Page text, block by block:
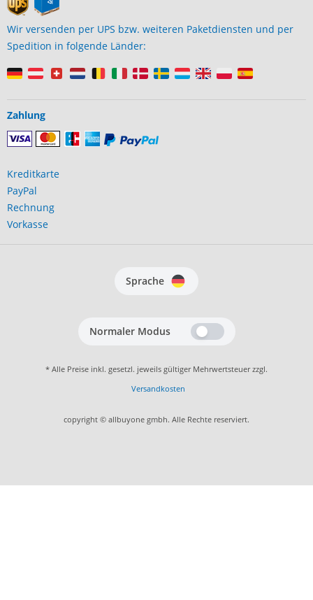
Wir versenden per UPS bzw. weiteren Paketdiensten und per
Spedition in folgende Länder:
Zahlung
Kreditkarte
PayPal
Rechnung
Vorkasse
Sprache
Normaler Modus
* Alle Preise inkl. gesetzl. jeweils gültiger Mehrwertsteuer zzgl.
Versandkosten
copyright © allbuyone gmbh. Alle Rechte reserviert.